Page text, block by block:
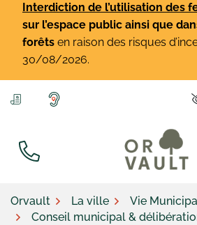
Interdiction de l’utilisation des
sur l’espace public ainsi que
forêts en raison des risques
30/08/2026.
Orvault La ville
Vie
Conseil municipal &